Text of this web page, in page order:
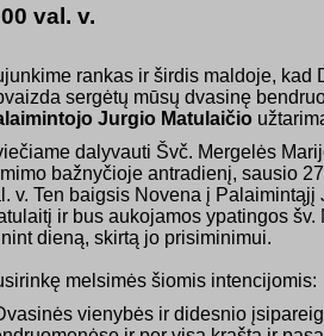
val. v.
rankas ir širdis maldoje, kad
sergėtų mūsų dvasinę
Jurgio Matulaičio
dalyvauti Švč. Mergelės
bažnyčioje antradienį, sausio
v. Ten baigsis Novena į Palaimintąjį
ir bus aukojamos ypatingos šv.
dieną, skirtą jo prisiminimui.
melsimės šiomis intencijomis:
vienybės ir didesnio